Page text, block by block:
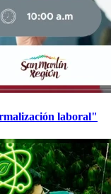
laboral"